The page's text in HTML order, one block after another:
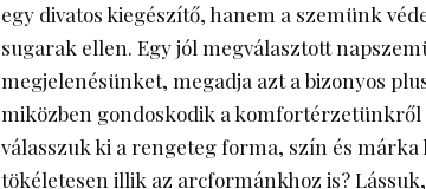
egy divatos kiegészítő, hanem a szemünk
sugarak ellen. Egy jól megválasztott
megjelenésünket, megadja azt a bizonyos
miközben gondoskodik a komfortérzetünkről
válasszuk ki a rengeteg forma, szín és
tökéletesen illik az arcformánkhoz is?